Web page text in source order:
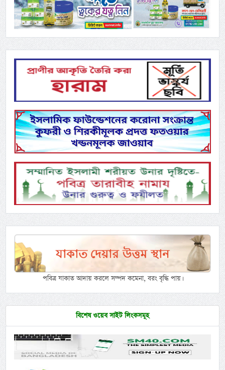
পবিত্র যাকাত আদায় করলে সম্পদ কমেনা, বরং বৃদ্ধি পায়।
বিশেষ ওয়েব সাইট লিংকসমূহ